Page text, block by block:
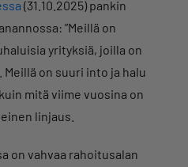
(31.10.2025) pankin
”Meillä on
yrityksiä, joilla on
on suuri into ja halu
mitä viime vuosina on
linjaus.
on vahvaa rahoitusalan